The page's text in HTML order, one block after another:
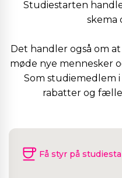
Studiestarten
skema
Det handler også om
møde nye mennesker
Som studiemedlem
rabatter og
Få styr på